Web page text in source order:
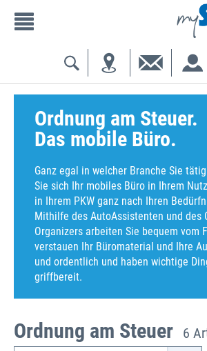
Ordnung am Steuer.
Das mobile Büro.
Ganz egal in welcher Branche Sie
Sie sich Ihr mobiles Büro in Ihrem
in Ihrem PKW ganz nach Ihren
Mithilfe des AutoAssistenten und des
Organizers arbeiten Sie bequem vom
verstauen Ihr Büromaterial und Ihre
und ordentlich und haben wichtige
griffbereit.
Ordnung am Steuer 6